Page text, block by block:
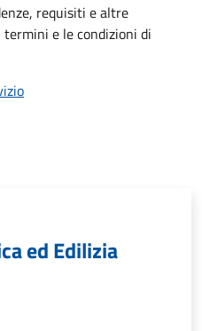
requisiti e altre
e le condizioni di
ed Edilizia